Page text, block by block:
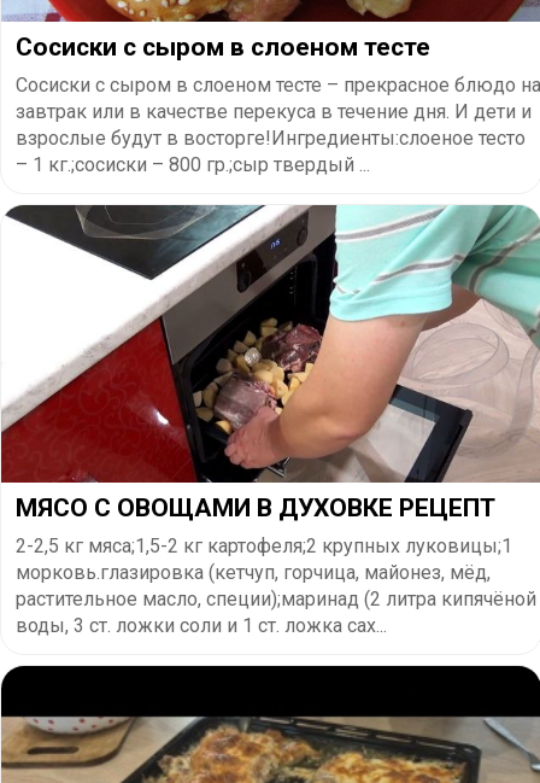
Сосиски с сыром в слоеном тесте
Сосиски с сыром в слоеном тесте – прекрасное блюдо на
завтрак или в качестве перекуса в течение дня. И дети и
взрослые будут в восторге!Ингредиенты:слоеное тесто
– 1 кг.;сосиски – 800 гр.;сыр твердый ...
МЯСО С ОВОЩАМИ В ДУХОВКЕ РЕЦЕПТ
2-2,5 кг мяса;1,5-2 кг картофеля;2 крупных луковицы;1
морковь.глазировка (кетчуп, горчица, майонез, мёд,
растительное масло, специи);маринад (2 литра кипячёной
воды, 3 ст. ложки соли и 1 ст. ложка сах...